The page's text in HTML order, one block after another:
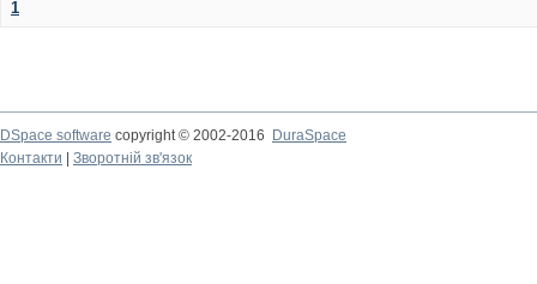
1
DSpace software copyright © 2002-2016
DuraSpace
Контакти
Зворотній зв'язок